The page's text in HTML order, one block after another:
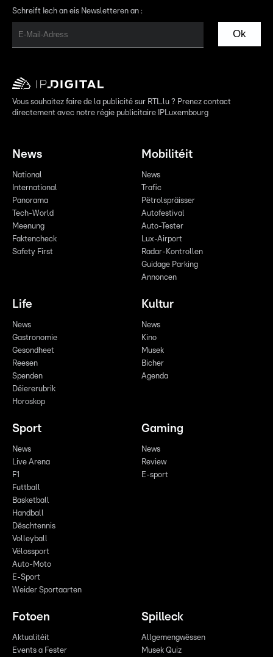
Schreift Iech an eis Newsletteren an :
Ok
Vous souhaitez faire de la publicité sur RTL.lu ? Prenez contact
directement avec notre régie publicitaire IPLuxembourg
News
National
International
Panorama
Tech-World
Meenung
Faktencheck
Safety First
Mobilitéit
News
Trafic
Pëtrolspräisser
Autofestival
Auto-Tester
Lux-Airport
Radar-Kontrollen
Guidage Parking
Annoncen
Life
News
Gastronomie
Gesondheet
Reesen
Spenden
Déiererubrik
Horoskop
Kultur
News
Kino
Musek
Bicher
Agenda
Sport
News
Live Arena
F1
Futtball
Basketball
Handball
Dëschtennis
Volleyball
Vëlossport
Auto-Moto
E-Sport
Weider Sportaarten
Gaming
News
Review
E-sport
Fotoen
Aktualitéit
Events a Fester
Spilleck
Allgemengwëssen
Musek Quiz